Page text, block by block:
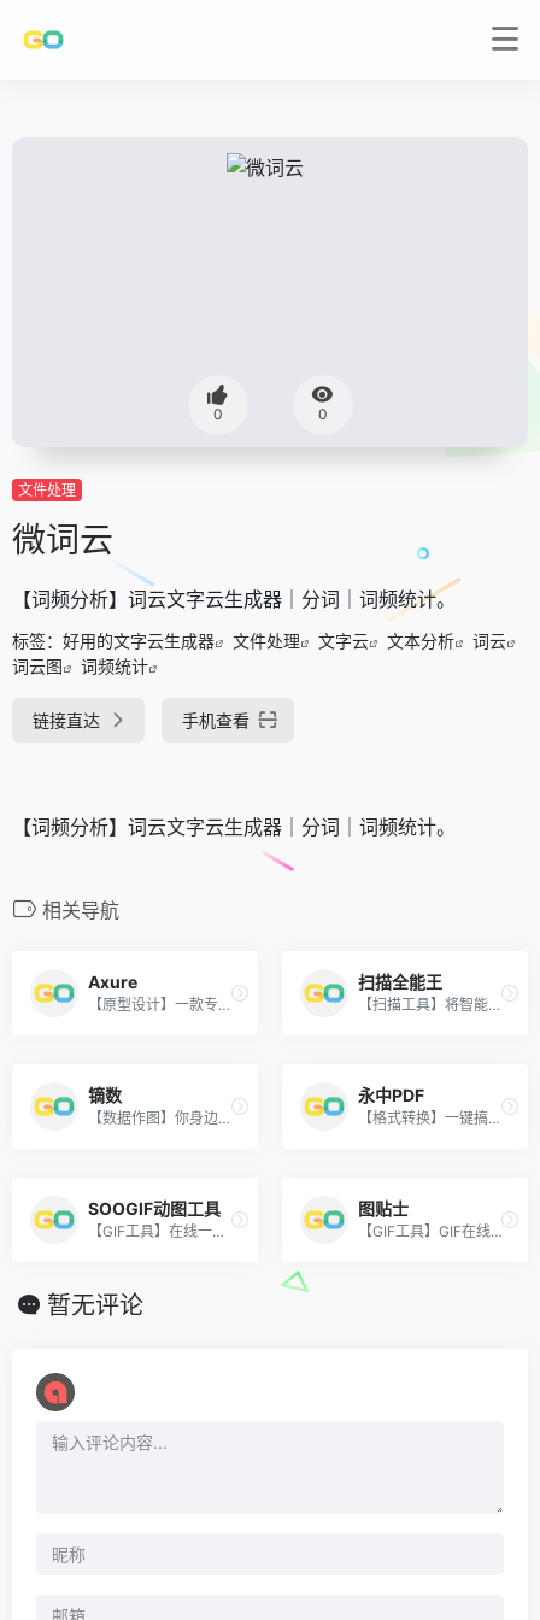
0 0
文件处理
微词云
【词频分析】词云文字云生成器｜分词｜词频统计。
标签： 好用的文字云生成器 文件处理 文字云 文本分析
词云
词云图
词频统计
链接直达 手机查看
【词频分析】词云文字云生成器｜分词｜词频统计。
相关导航
Axure
【原型设计】一款专业的快速原型设计工具。
扫描全能王
【扫描工具】将智能手机变成随身携带的扫描仪。方便快捷地记录管理您的各种文档等。
镝数
【数据作图】你身边的数据图表作图专家。提供无需编程的数据可视化工具。
永中PDF
【格式转换】一键搞定PDF转换、合并、水印
SOOGIF动图工具
【GIF工具】在线一键制作GIF，支持GIF压缩、剪辑、拼图。
图贴士
【GIF工具】GIF在线制作工具，专业的GIF动图压缩、格式转换、动图裁剪工具。
暂无评论